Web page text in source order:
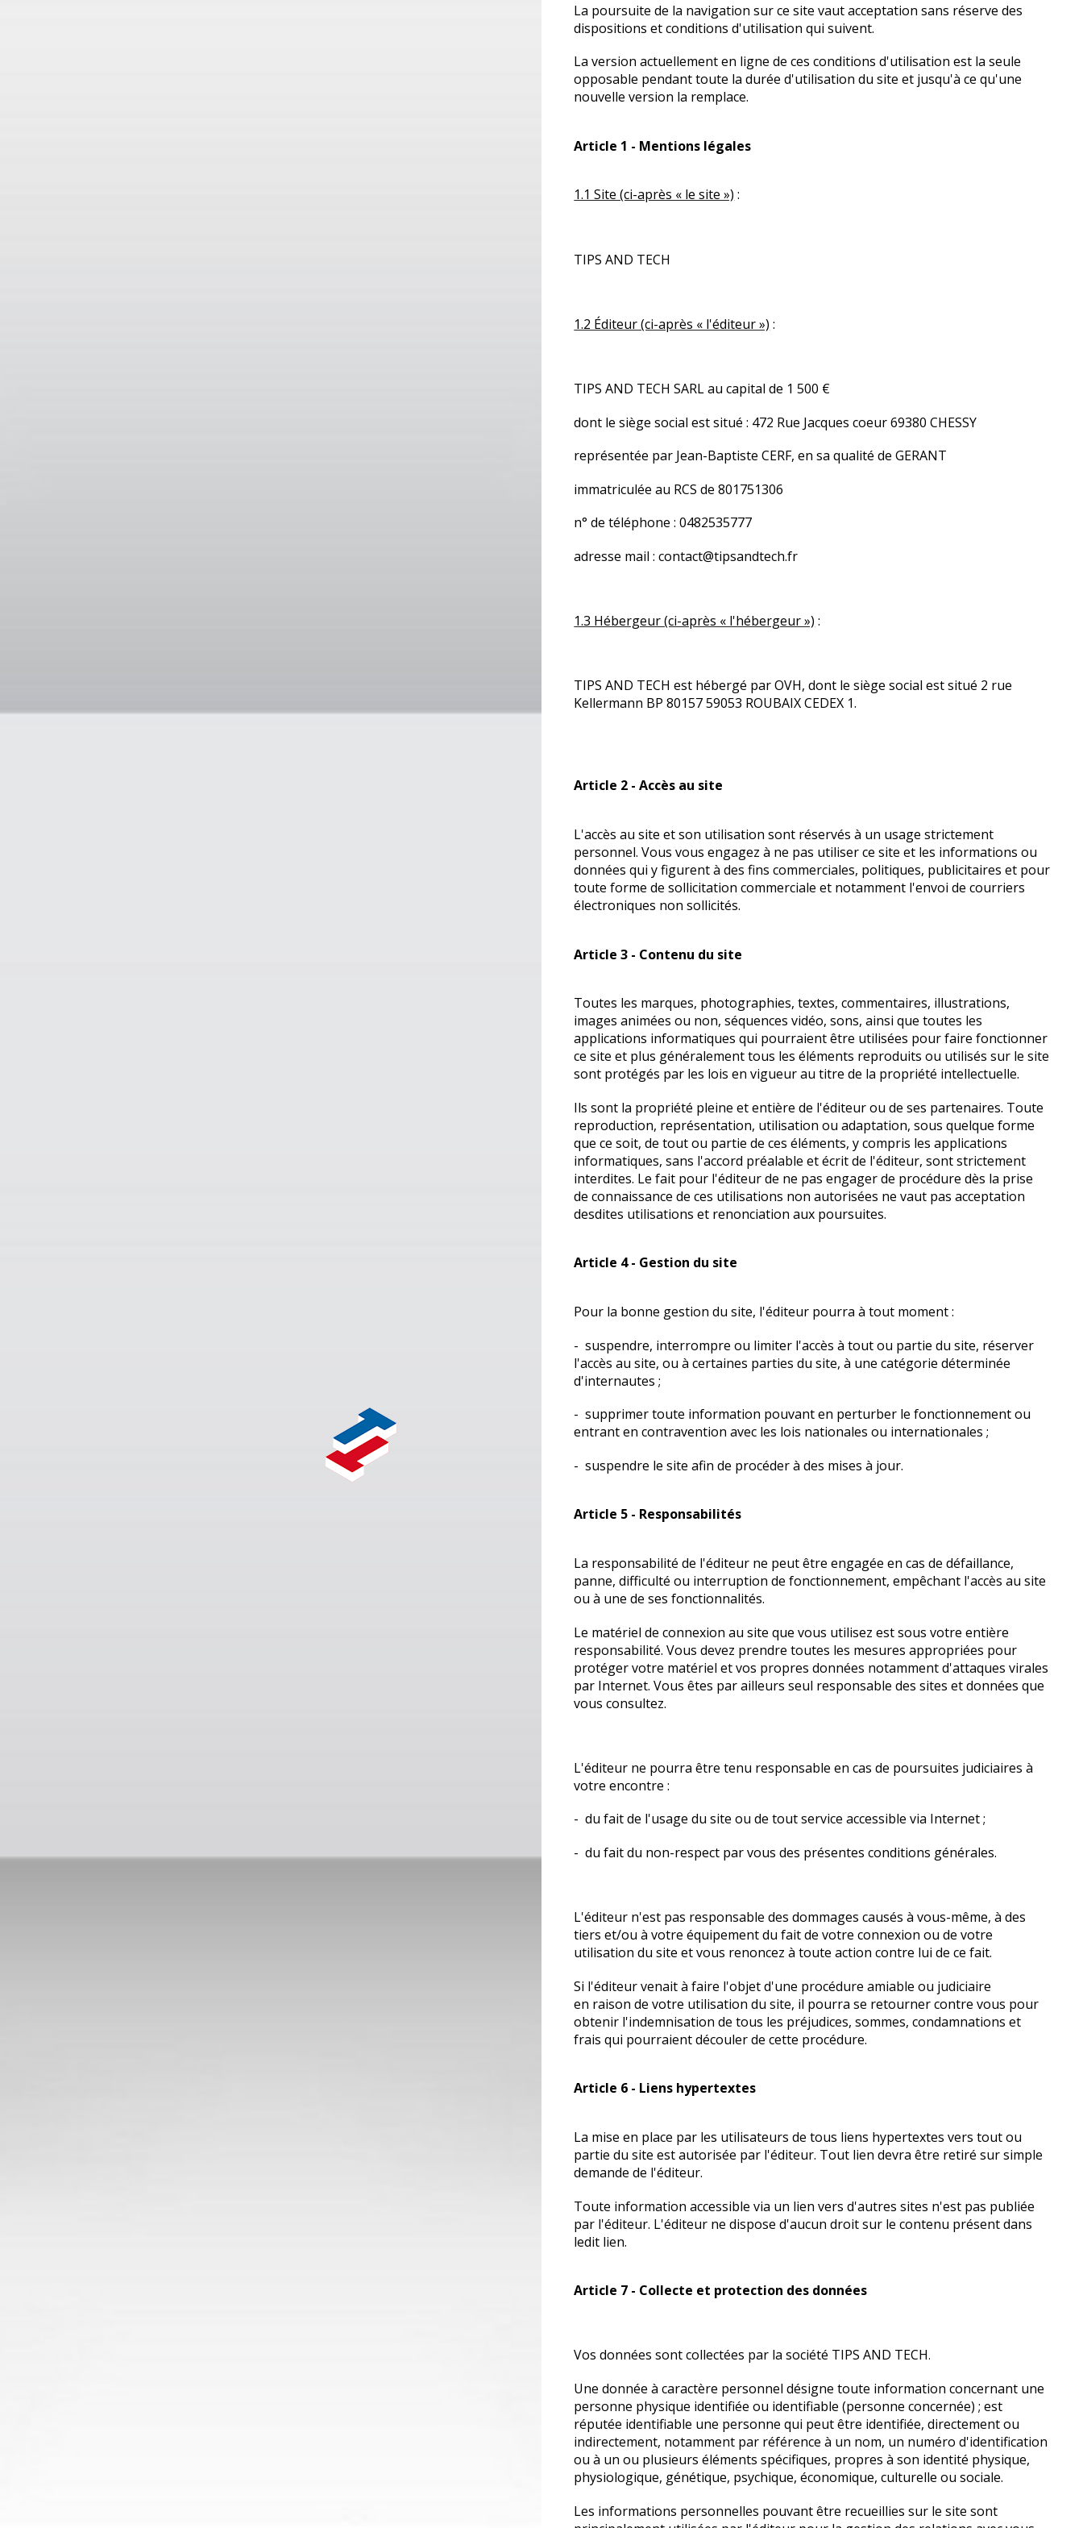
La poursuite de la navigation sur ce site vaut acceptation sans réserve des
dispositions et conditions d'utilisation qui suivent.
La version actuellement en ligne de ces conditions d'utilisation est la seule
opposable pendant toute la durée d'utilisation du site et jusqu'à ce qu'une
nouvelle version la remplace.
Article 1 - Mentions légales
1.1 Site (ci-après « le site ») :
TIPS AND TECH
1.2 Éditeur (ci-après « l'éditeur ») :
TIPS AND TECH SARL au capital de 1 500 €
dont le siège social est situé : 472 Rue Jacques coeur 69380 CHESSY
représentée par Jean-Baptiste CERF, en sa qualité de GERANT
immatriculée au RCS de 801751306
n° de téléphone : 0482535777
adresse mail : contact@tipsandtech.fr
1.3 Hébergeur (ci-après « l'hébergeur ») :
TIPS AND TECH est hébergé par OVH, dont le siège social est situé 2 rue
Kellermann BP 80157 59053 ROUBAIX CEDEX 1.
Article 2 - Accès au site
L'accès au site et son utilisation sont réservés à un usage strictement
personnel. Vous vous engagez à ne pas utiliser ce site et les informations ou
données qui y figurent à des fins commerciales, politiques, publicitaires et pour
toute forme de sollicitation commerciale et notamment l'envoi de courriers
électroniques non sollicités.
Article 3 - Contenu du site
Toutes les marques, photographies, textes, commentaires, illustrations,
images animées ou non, séquences vidéo, sons, ainsi que toutes les
applications informatiques qui pourraient être utilisées pour faire fonctionner
ce site et plus généralement tous les éléments reproduits ou utilisés sur le site
sont protégés par les lois en vigueur au titre de la propriété intellectuelle.
Ils sont la propriété pleine et entière de l'éditeur ou de ses partenaires. Toute
reproduction, représentation, utilisation ou adaptation, sous quelque forme
que ce soit, de tout ou partie de ces éléments, y compris les applications
informatiques, sans l'accord préalable et écrit de l'éditeur, sont strictement
interdites. Le fait pour l'éditeur de ne pas engager de procédure dès la prise
de connaissance de ces utilisations non autorisées ne vaut pas acceptation
desdites utilisations et renonciation aux poursuites.
Article 4 - Gestion du site
Pour la bonne gestion du site, l'éditeur pourra à tout moment :
- suspendre, interrompre ou limiter l'accès à tout ou partie du site, réserver
l'accès au site, ou à certaines parties du site, à une catégorie déterminée
d'internautes ;
- supprimer toute information pouvant en perturber le fonctionnement ou
entrant en contravention avec les lois nationales ou internationales ;
- suspendre le site afin de procéder à des mises à jour.
Article 5 - Responsabilités
La responsabilité de l'éditeur ne peut être engagée en cas de défaillance,
panne, difficulté ou interruption de fonctionnement, empêchant l'accès au site
ou à une de ses fonctionnalités.
Le matériel de connexion au site que vous utilisez est sous votre entière
responsabilité. Vous devez prendre toutes les mesures appropriées pour
protéger votre matériel et vos propres données notamment d'attaques virales
par Internet. Vous êtes par ailleurs seul responsable des sites et données que
vous consultez.
L'éditeur ne pourra être tenu responsable en cas de poursuites judiciaires à
votre encontre :
- du fait de l'usage du site ou de tout service accessible via Internet ;
- du fait du non-respect par vous des présentes conditions générales.
L'éditeur n'est pas responsable des dommages causés à vous-même, à des
tiers et/ou à votre équipement du fait de votre connexion ou de votre
utilisation du site et vous renoncez à toute action contre lui de ce fait.
Si l'éditeur venait à faire l'objet d'une procédure amiable ou judiciaire
en raison de votre utilisation du site, il pourra se retourner contre vous pour
obtenir l'indemnisation de tous les préjudices, sommes, condamnations et
frais qui pourraient découler de cette procédure.
Article 6 - Liens hypertextes
La mise en place par les utilisateurs de tous liens hypertextes vers tout ou
partie du site est autorisée par l'éditeur. Tout lien devra être retiré sur simple
demande de l'éditeur.
Toute information accessible via un lien vers d'autres sites n'est pas publiée
par l'éditeur. L'éditeur ne dispose d'aucun droit sur le contenu présent dans
ledit lien.
Article 7 - Collecte et protection des données
Vos données sont collectées par la société TIPS AND TECH.
Une donnée à caractère personnel désigne toute information concernant une
personne physique identifiée ou identifiable (personne concernée) ; est
réputée identifiable une personne qui peut être identifiée, directement ou
indirectement, notamment par référence à un nom, un numéro d'identification
ou à un ou plusieurs éléments spécifiques, propres à son identité physique,
physiologique, génétique, psychique, économique, culturelle ou sociale.
Les informations personnelles pouvant être recueillies sur le site sont